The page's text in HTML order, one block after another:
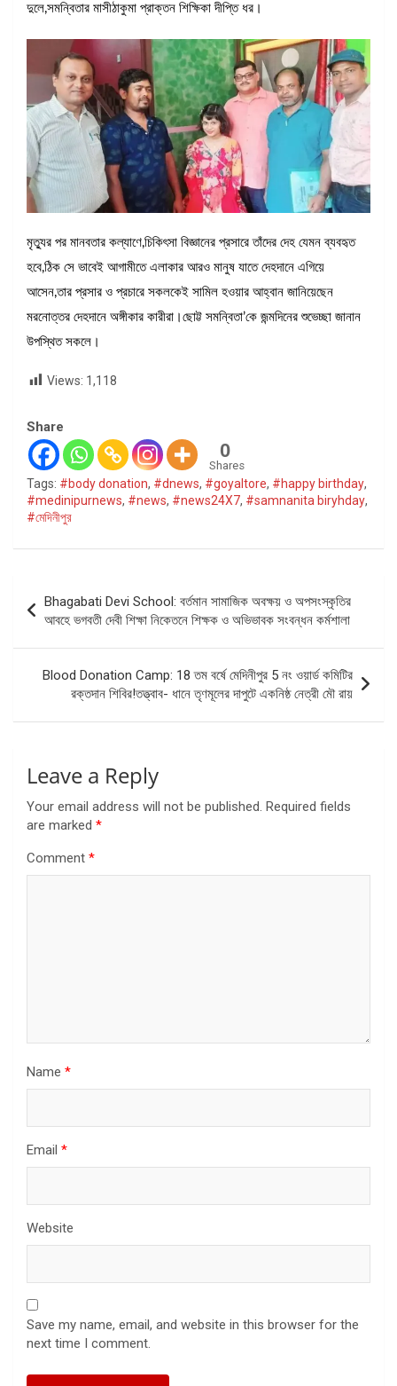
দুলে,সমন্বিতার মাসীঠাকুমা প্রাক্তন শিক্ষিকা দীপ্তি ধর।
মৃত্যুর পর মানবতার কল্যাণে,চিকিৎসা বিজ্ঞানের প্রসারে তাঁদের দেহ যেমন ব্যবহৃত
হবে,ঠিক সে ভাবেই আগামীতে এলাকার আরও মানুষ যাতে দেহদানে এগিয়ে
আসেন,তার প্রসার ও প্রচারে সকলকেই সামিল হওয়ার আহ্বান জানিয়েছেন
মরনোত্তর দেহদানে অঙ্গীকার কারীরা।ছোট্ট সমন্বিতা’কে জন্মদিনের শুভেচ্ছা জানান
উপস্থিত সকলে।
Views: 1,118
Share
0
Shares
Tags: #body donation, #dnews, #goyaltore, #happy birthday,
#medinipurnews, #news, #news24X7, #samnanita biryhday,
#মেদিনীপুর
Post
navigation
Bhagabati Devi School: বর্তমান সামাজিক অবক্ষয় ও অপসংস্কৃতির
আবহে ভগবতী দেবী শিক্ষা নিকেতনে শিক্ষক ও অভিভাবক সংবন্ধন কর্মশালা
Blood Donation Camp: 18 তম বর্ষে মেদিনীপুর 5 নং ওয়ার্ড কমিটির
রক্তদান শিবির!তত্ত্বাব- ধানে তৃণমূলের দাপুটে একনিষ্ঠ নেত্রী মৌ রায়
Leave a Reply
Your email address will not be published. Required fields
are marked *
Comment *
Name *
Email *
Website
Save my name, email, and website in this browser for the
next time I comment.